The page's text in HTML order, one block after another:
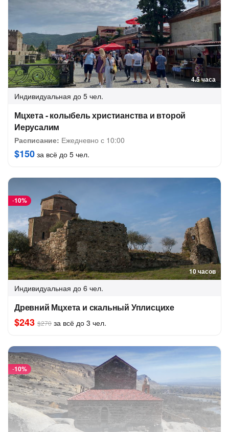
4.5 часа
Индивидуальная до 5 чел.
Мцхета - колыбель христианства и второй
Иерусалим
Расписание: Ежедневно с 10:00
$150 за всё до 5 чел.
10 часов
-10%
Индивидуальная до 6 чел.
Древний Мцхета и скальный Уплисцихе
$243 $270 за всё до 3 чел.
-10%